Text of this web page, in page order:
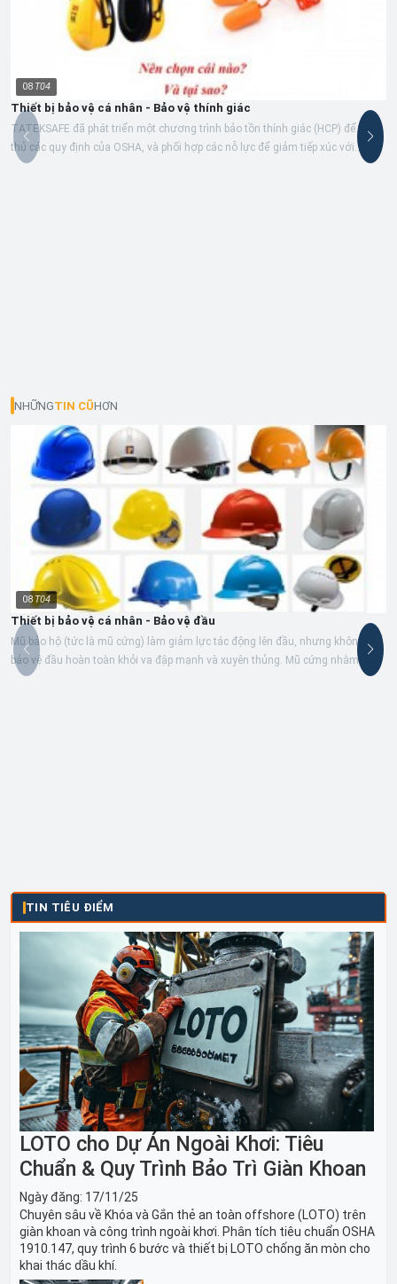
08 T04
Thiết bị bảo vệ cá nhân - Bảo vệ thính giác
TATEKSAFE đã phát triển một chương trình bảo tồn thính giác (HCP) để tuân
thủ các quy định của OSHA, và phối hợp các nỗ lực để giảm tiếp xúc với
tiếng...
NHỮNGTIN CŨHƠN
08 T04
Thiết bị bảo vệ cá nhân - Bảo vệ đầu
Mũ bảo hộ (tức là mũ cứng) làm giảm lực tác động lên đầu, nhưng không thể
bảo vệ đầu hoàn toàn khỏi va đập mạnh và xuyên thủng. Mũ cứng nhằm cung
cấp...
TIN TIÊU ĐIỂM
LOTO cho Dự Án Ngoài Khơi: Tiêu
Chuẩn & Quy Trình Bảo Trì Giàn Khoan
Ngày đăng: 17/11/25
Chuyên sâu về Khóa và Gắn thẻ an toàn offshore (LOTO) trên
giàn khoan và công trình ngoài khơi. Phân tích tiêu chuẩn OSHA
1910.147, quy trình 6 bước và thiết bị LOTO chống ăn mòn cho
khai thác dầu khí.